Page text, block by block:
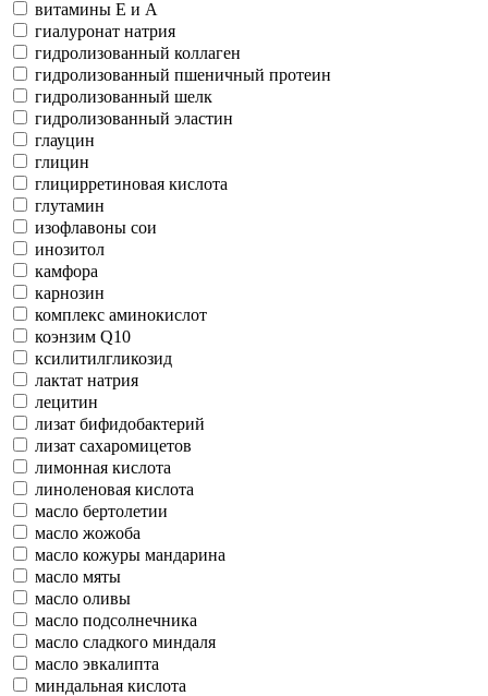
витамины Е и А
гиалуронат натрия
гидролизованный коллаген
гидролизованный пшеничный протеин
гидролизованный шелк
гидролизованный эластин
глауцин
глицин
глицирретиновая кислота
глутамин
изофлавоны сои
инозитол
камфора
карнозин
комплекс аминокислот
коэнзим Q10
ксилитилгликозид
лактат натрия
лецитин
лизат бифидобактерий
лизат сахаромицетов
лимонная кислота
линоленовая кислота
масло бертолетии
масло жожоба
масло кожуры мандарина
масло мяты
масло оливы
масло подсолнечника
масло сладкого миндаля
масло эвкалипта
миндальная кислота